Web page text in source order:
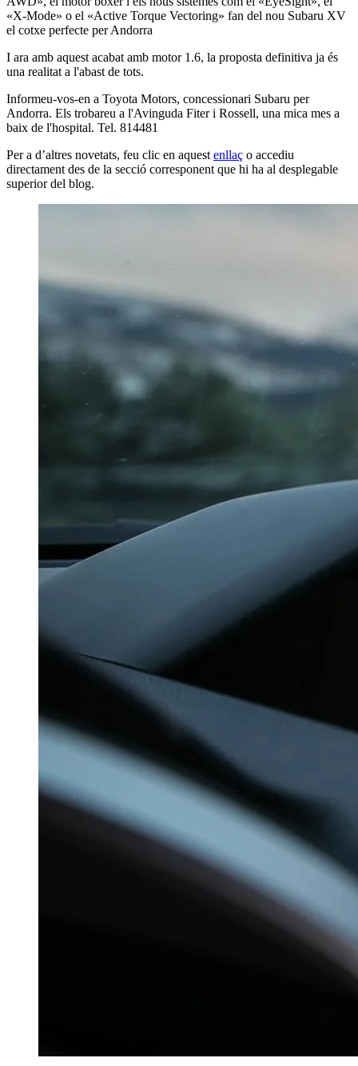
«X-Mode» o el «Active Torque Vectoring» fan del nou Subaru XV
el cotxe perfecte per Andorra
I ara amb aquest acabat amb motor 1.6, la proposta definitiva ja és
una realitat a l'abast de tots.
Informeu-vos-en a Toyota Motors, concessionari Subaru per
Andorra. Els trobareu a l'Avinguda Fiter i Rossell, una mica mes a
baix de l'hospital. Tel. 814481
Per a d’altres novetats, feu clic en aquest enllaç o accediu
directament des de la secció corresponent que hi ha al desplegable
superior del blog.